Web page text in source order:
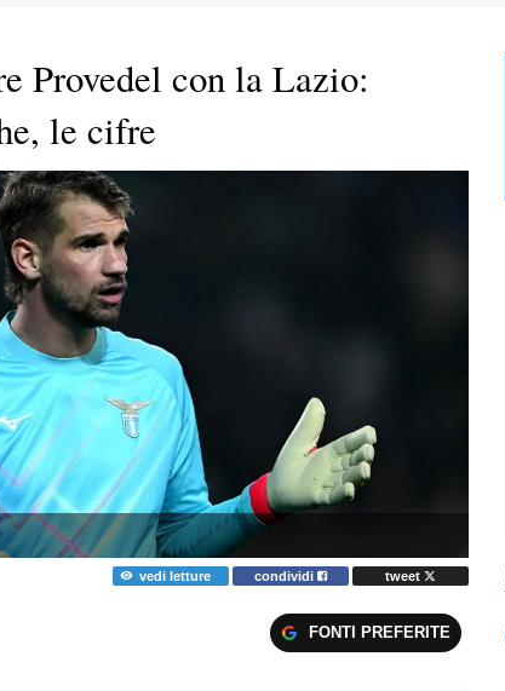
Provedel con la Lazio:
le cifre
vedi letture condividi tweet
FONTI PREFERITE